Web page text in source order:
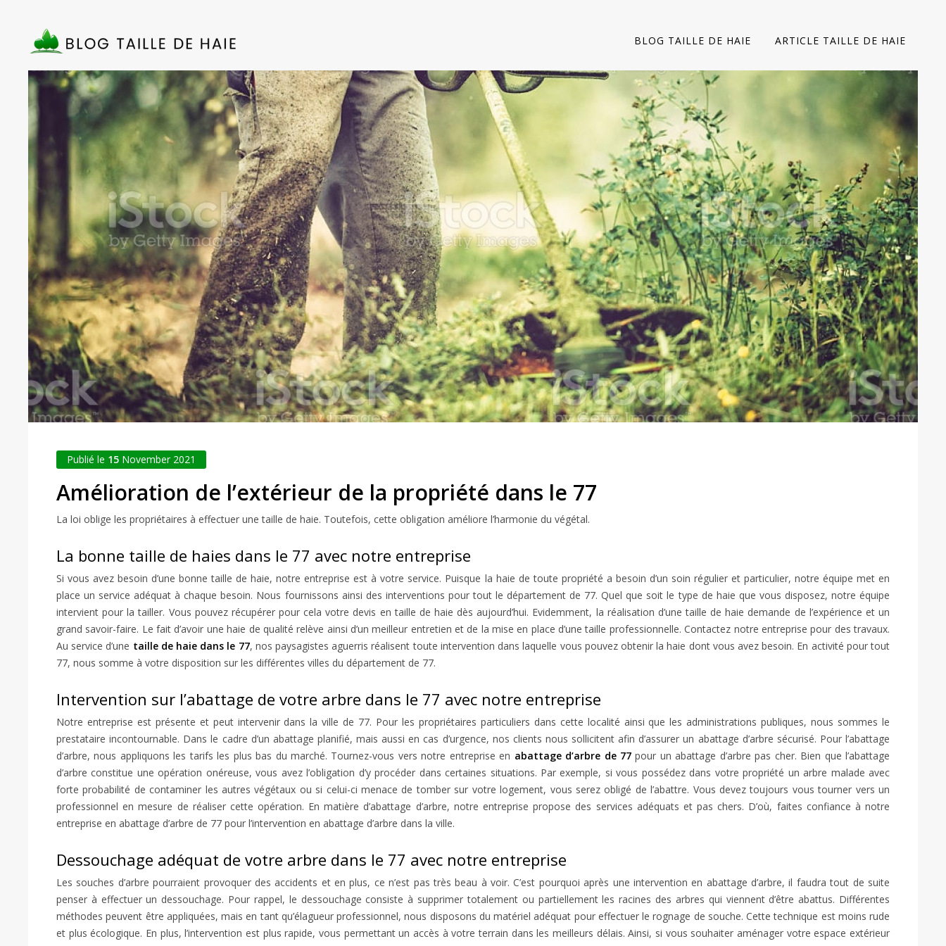
BLOG TAILLE DE HAIE ARTICLE TAILLE DE HAIE
Publié le 15 November 2021
Amélioration de l’extérieur de la propriété dans le 77
La loi oblige les propriétaires à effectuer une taille de haie. Toutefois, cette obligation améliore l’harmonie du végétal.
La bonne taille de haies dans le 77 avec notre entreprise
Si vous avez besoin d’une bonne taille de haie, notre entreprise est à votre service. Puisque la haie de toute propriété a besoin d’un soin régulier et particulier, notre équipe met en
place un service adéquat à chaque besoin. Nous fournissons ainsi des interventions pour tout le département de 77. Quel que soit le type de haie que vous disposez, notre équipe
intervient pour la tailler. Vous pouvez récupérer pour cela votre devis en taille de haie dès aujourd’hui. Evidemment, la réalisation d’une taille de haie demande de l’expérience et un
grand savoir-faire. Le fait d’avoir une haie de qualité relève ainsi d’un meilleur entretien et de la mise en place d’une taille professionnelle. Contactez notre entreprise pour des travaux.
Au service d’une taille de haie dans le 77, nos paysagistes aguerris réalisent toute intervention dans laquelle vous pouvez obtenir la haie dont vous avez besoin. En activité pour tout
77, nous somme à votre disposition sur les différentes villes du département de 77.
Intervention sur l’abattage de votre arbre dans le 77 avec notre entreprise
Notre entreprise est présente et peut intervenir dans la ville de 77. Pour les propriétaires particuliers dans cette localité ainsi que les administrations publiques, nous sommes le
prestataire incontournable. Dans le cadre d’un abattage planifié, mais aussi en cas d’urgence, nos clients nous sollicitent afin d’assurer un abattage d’arbre sécurisé. Pour l’abattage
d’arbre, nous appliquons les tarifs les plus bas du marché. Tournez-vous vers notre entreprise en abattage d’arbre de 77 pour un abattage d’arbre pas cher. Bien que l’abattage
d’arbre constitue une opération onéreuse, vous avez l’obligation d’y procéder dans certaines situations. Par exemple, si vous possédez dans votre propriété un arbre malade avec
forte probabilité de contaminer les autres végétaux ou si celui-ci menace de tomber sur votre logement, vous serez obligé de l’abattre. Vous devez toujours vous tourner vers un
professionnel en mesure de réaliser cette opération. En matière d’abattage d’arbre, notre entreprise propose des services adéquats et pas chers. D’où, faites confiance à notre
entreprise en abattage d’arbre de 77 pour l’intervention en abattage d’arbre dans la ville.
Dessouchage adéquat de votre arbre dans le 77 avec notre entreprise
Les souches d’arbre pourraient provoquer des accidents et en plus, ce n’est pas très beau à voir. C’est pourquoi après une intervention en abattage d’arbre, il faudra tout de suite
penser à effectuer un dessouchage. Pour rappel, le dessouchage consiste à supprimer totalement ou partiellement les racines des arbres qui viennent d’être abattus. Différentes
méthodes peuvent être appliquées, mais en tant qu’élagueur professionnel, nous disposons du matériel adéquat pour effectuer le rognage de souche. Cette technique est moins rude
et plus écologique. En plus, l’intervention est plus rapide, vous permettant un accès à votre terrain dans les meilleurs délais. Ainsi, si vous souhaiter aménager votre espace extérieur